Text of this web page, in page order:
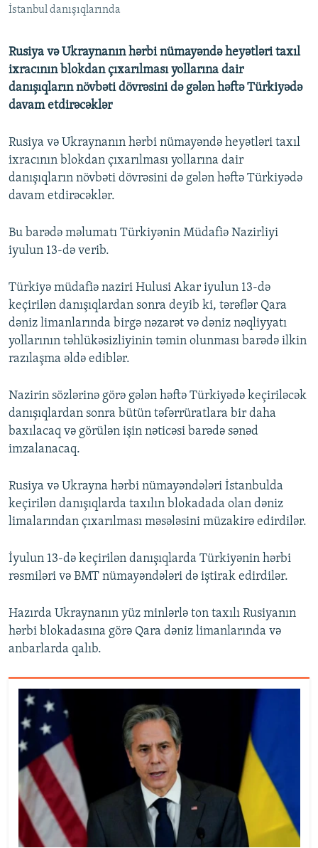
BIZIMLƏ ƏLAQƏ
İstanbul danışıqlarında
Rusiya və Ukraynanın hərbi nümayəndə heyətləri taxıl
ixracının blokdan çıxarılması yollarına dair
danışıqların növbəti dövrəsini də gələn həftə Türkiyədə
davam etdirəcəklər
Rusiya və Ukraynanın hərbi nümayəndə heyətləri taxıl
ixracının blokdan çıxarılması yollarına dair
danışıqların növbəti dövrəsini də gələn həftə Türkiyədə
davam etdirəcəklər.
Bu barədə məlumatı Türkiyənin Müdafiə Nazirliyi
iyulun 13-də verib.
Türkiyə müdafiə naziri Hulusi Akar iyulun 13-də
keçirilən danışıqlardan sonra deyib ki, tərəflər Qara
dəniz limanlarında birgə nəzarət və dəniz nəqliyyatı
yollarının təhlükəsizliyinin təmin olunması barədə ilkin
razılaşma əldə ediblər.
Nazirin sözlərinə görə gələn həftə Türkiyədə keçiriləcək
danışıqlardan sonra bütün təfərrüratlara bir daha
baxılacaq və görülən işin nəticəsi barədə sənəd
imzalanacaq.
Rusiya və Ukrayna hərbi nümayəndələri İstanbulda
keçirilən danışıqlarda taxılın blokadada olan dəniz
limalarından çıxarılması məsələsini müzakirə edirdilər.
İyulun 13-də keçirilən danışıqlarda Türkiyənin hərbi
rəsmiləri və BMT nümayəndələri də iştirak edirdilər.
Hazırda Ukraynanın yüz minlərlə ton taxılı Rusiyanın
hərbi blokadasına görə Qara dəniz limanlarında və
anbarlarda qalıb.